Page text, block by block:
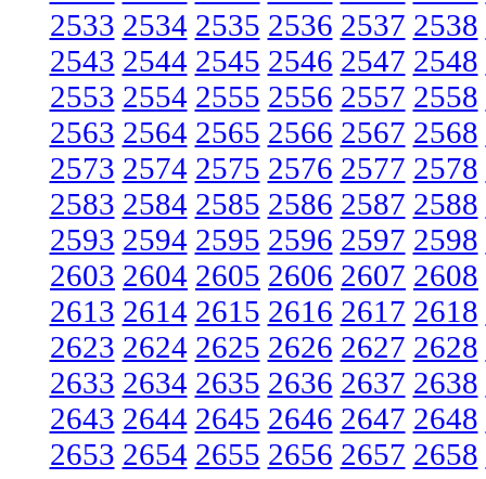
2533 2534 2535 2536 2537 2538
2543 2544 2545 2546 2547 2548
2553 2554 2555 2556 2557 2558
2563 2564 2565 2566 2567 2568
2573 2574 2575 2576 2577 2578
2583 2584 2585 2586 2587 2588
2593 2594 2595 2596 2597 2598
2603 2604 2605 2606 2607 2608
2613 2614 2615 2616 2617 2618
2623 2624 2625 2626 2627 2628
2633 2634 2635 2636 2637 2638
2643 2644 2645 2646 2647 2648
2653 2654 2655 2656 2657 2658